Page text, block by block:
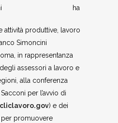
ha
attività produttive, lavoro
Simoncini
in rappresentanza
assessori a lavoro e
alla conferenza
per l’avvio di
) e dei
promuovere